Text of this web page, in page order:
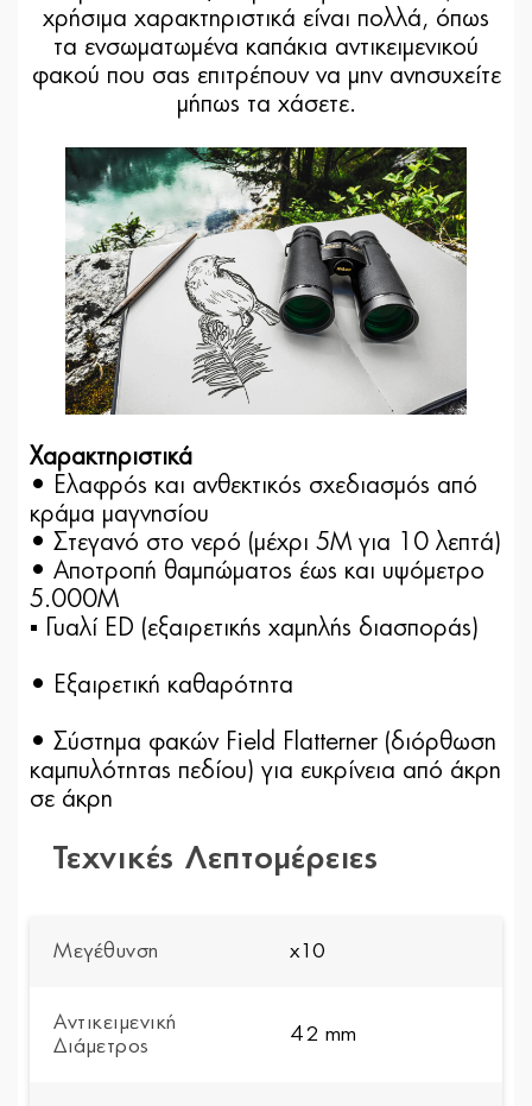
χρήσιμα χαρακτηριστικά είναι πολλά, όπως
τα ενσωματωμένα καπάκια αντικειμενικού
φακού που σας επιτρέπουν να μην ανησυχείτε
μήπως τα χάσετε.
Χαρακτηριστικά
• Eλαφρός και ανθεκτικός σχεδιασμός από
κράμα μαγνησίου
• Στεγανό στο νερό (μέχρι 5Μ για 10 λεπτά)
• Αποτροπή θαμπώματος έως και υψόμετρο
5.000Μ
▪ Γυαλί ED (εξαιρετικής χαμηλής διασποράς)
• Εξαιρετική καθαρότητα
• Σύστημα φακών Field Flatterner (διόρθωση
καμπυλότητας πεδίου) για ευκρίνεια από άκρη
σε άκρη
Τεχνικές Λεπτομέρειες
Μεγέθυνση x10
Αντικειμενική
Διάμετρος
42 mm